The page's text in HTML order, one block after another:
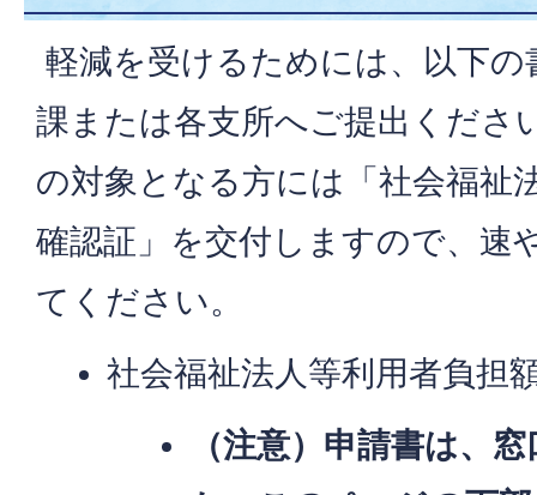
軽減を受けるためには、以下の
課または各支所へご提出くださ
の対象となる方には「社会福祉
確認証」を交付しますので、速
てください。
社会福祉法人等利用者負担
（注意）申請書は、